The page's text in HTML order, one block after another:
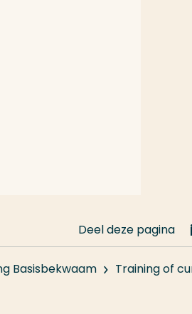
Basisbekwaam Training of
Deel deze pagina